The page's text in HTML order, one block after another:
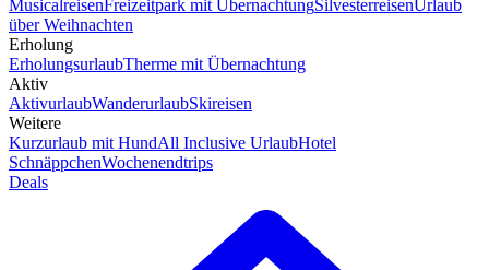
MusicalreisenFreizeitpark mit ÜbernachtungSilvesterreisenUrlaub
über Weihnachten
Erholung
ErholungsurlaubTherme mit Übernachtung
Aktiv
AktivurlaubWanderurlaubSkireisen
Weitere
Kurzurlaub mit HundAll Inclusive UrlaubHotel
SchnäppchenWochenendtrips
Deals